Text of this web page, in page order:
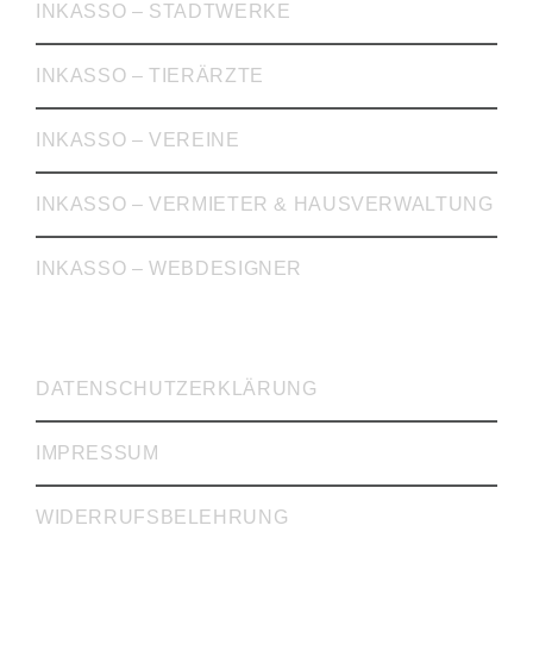
INKASSO – STADTWERKE
INKASSO – TIERÄRZTE
INKASSO – VEREINE
INKASSO – VERMIETER & HAUSVERWALTUNG
INKASSO – WEBDESIGNER
DATENSCHUTZERKLÄRUNG
IMPRESSUM
WIDERRUFSBELEHRUNG